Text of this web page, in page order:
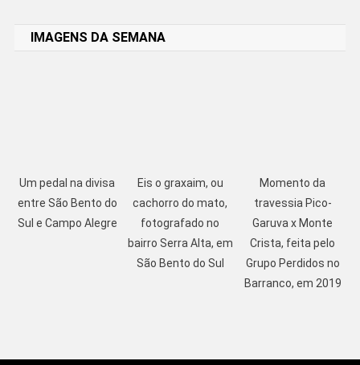
IMAGENS DA SEMANA
Um pedal na divisa
entre São Bento do
Sul e Campo Alegre
Eis o graxaim, ou
cachorro do mato,
fotografado no
bairro Serra Alta, em
São Bento do Sul
Momento da
travessia Pico-
Garuva x Monte
Crista, feita pelo
Grupo Perdidos no
Barranco, em 2019